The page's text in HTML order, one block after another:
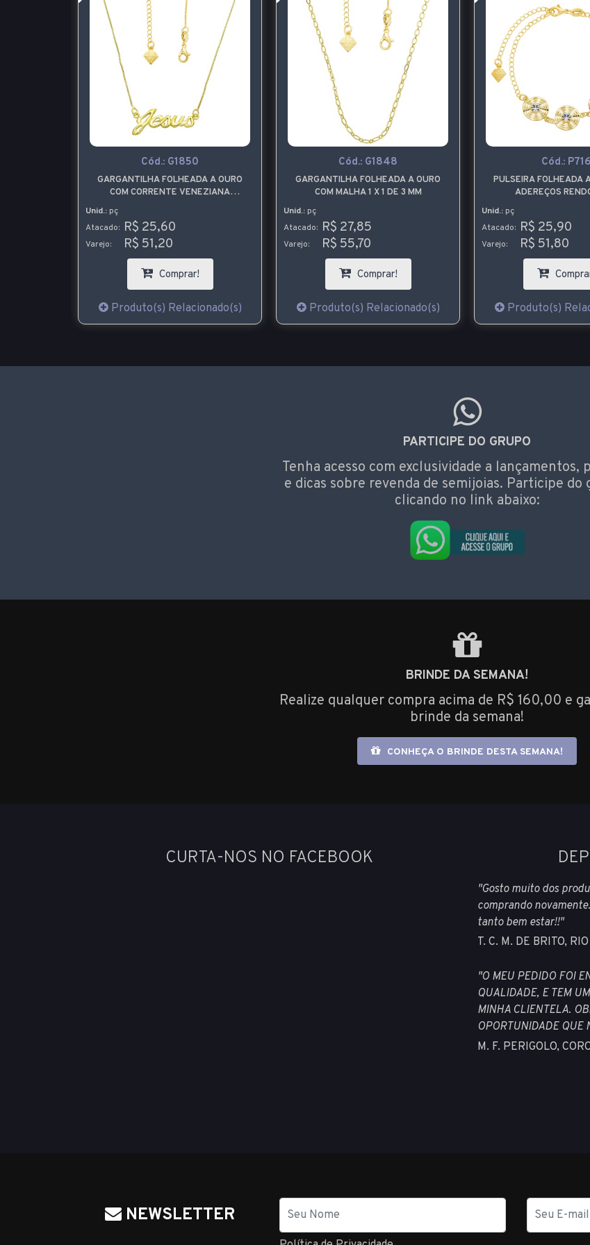
Cód.: G1850
GARGANTILHA FOLHEADA A OURO
COM CORRENTE VENEZIANA
Unid.: pç
Atacado: R$ 25,60
Varejo: R$ 51,20
Comprar!
Produto(s) Relacionado(s)
Cód.: G1848
GARGANTILHA FOLHEADA A OURO
COM MALHA 1 X 1 DE 3 MM
Unid.: pç
Atacado: R$ 27,85
Varejo: R$ 55,70
Comprar!
Produto(s) Relacionado(s)
Cód.: P716
PULSEIRA FOLHEADA
ADEREÇOS
Unid.: pç
Atacado: R$ 25,90
Varejo: R$ 51,80
Produto(s)
PARTICIPE DO GRUPO
Tenha acesso com exclusividade a lançamentos,
e dicas sobre revenda de semijoias. Participe do
clicando no link abaixo:
BRINDE DA SEMANA!
Realize qualquer compra acima de R$ 160,00 e
brinde da semana!
CONHEÇA O BRINDE DESTA SEMANA!
CURTA-NOS NO FACEBOOK
"Gosto muito dos
comprando
tanto bem estar!!"
T. C. M. DE BRITO,
"O MEU PEDIDO FOI
QUALIDADE, E TEM
MINHA CLIENTELA.
OPORTUNIDADE QUE
M. F. PERIGOLO,
NEWSLETTER
mail